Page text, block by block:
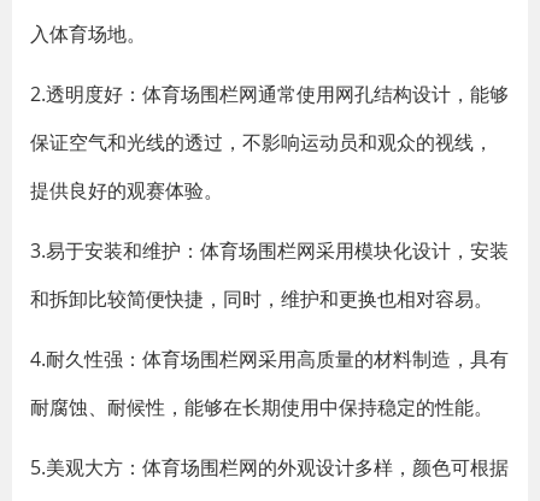
入体育场地。
2.透明度好：体育场围栏网通常使用网孔结构设计，能够
保证空气和光线的透过，不影响运动员和观众的视线，
提供良好的观赛体验。
3.易于安装和维护：体育场围栏网采用模块化设计，安装
和拆卸比较简便快捷，同时，维护和更换也相对容易。
4.耐久性强：体育场围栏网采用高质量的材料制造，具有
耐腐蚀、耐候性，能够在长期使用中保持稳定的性能。
5.美观大方：体育场围栏网的外观设计多样，颜色可根据